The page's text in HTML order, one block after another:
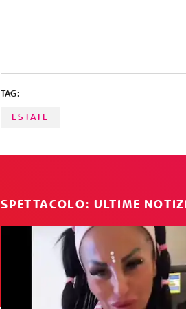
TAG:
ESTATE
SPETTACOLO: ULTIME